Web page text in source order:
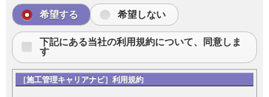
希望する 希望しない
下記にある当社の利用規約について、同意しま
す
［施工管理キャリアナビ］利用規約